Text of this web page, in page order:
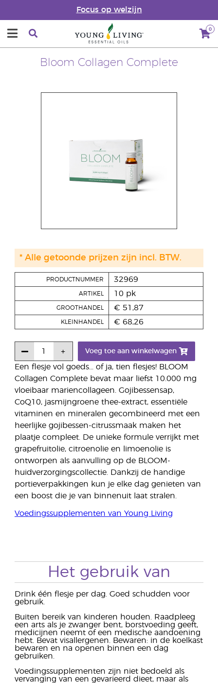
Focus op welzijn
0
Bloom Collagen Complete
Een flesje vol goeds... of ja, tien flesjes! BLOOM
Collagen Complete bevat maar liefst 10.000 mg
vloeibaar mariencollageen. Gojibessensap,
CoQ10, jasmijngroene thee-extract, essentiële
vitaminen en mineralen gecombineerd met een
heerlijke gojibessen-citrussmaak maken het
plaatje compleet. De unieke formule verrijkt met
grapefruitolie, citroenolie en limoenolie is
ontworpen als aanvulling op de BLOOM-
huidverzorgingscollectie. Dankzij de handige
portieverpakkingen kun je elke dag genieten van
een boost die je van binnenuit laat stralen.
Voedingssupplementen van Young Living
PRODUCTNUMMER 32969
ARTIKEL 10 pk
GROOTHANDEL € 51,87
KLEINHANDEL € 68,26
Voeg toe aan winkelwagen
* Alle getoonde prijzen zijn incl. BTW.
Het gebruik van
Drink één flesje per dag. Goed schudden voor
gebruik.
Buiten bereik van kinderen houden. Raadpleeg
een arts als je zwanger bent, borstvoeding geeft,
medicijnen neemt of een medische aandoening
hebt. Bevat visallergenen. Bewaren: in de koelkast
bewaren en na openen binnen een dag
gebruiken.
Voedingssupplementen zijn niet bedoeld als
vervanging van een gevarieerd dieet, maar als